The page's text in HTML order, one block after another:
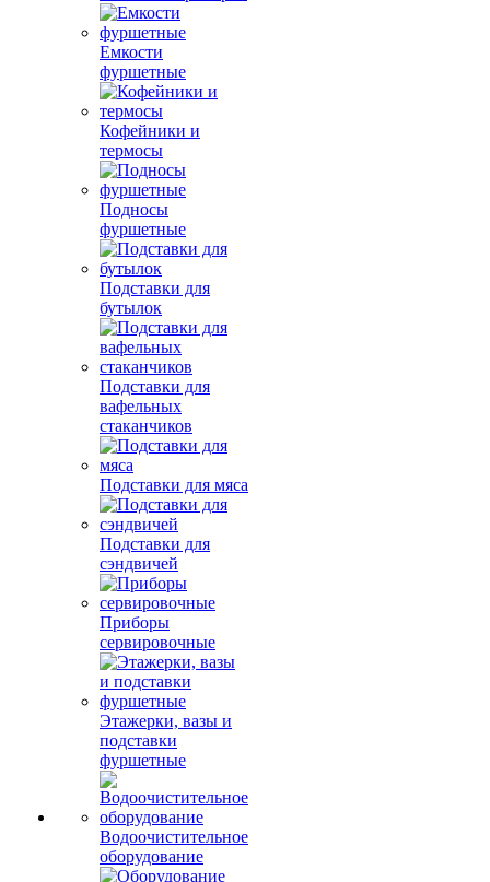
Емкости
фуршетные
Кофейники и
термосы
Подносы
фуршетные
Подставки для
бутылок
Подставки для
вафельных
стаканчиков
Подставки для мяса
Подставки для
сэндвичей
Приборы
сервировочные
Этажерки, вазы и
подставки
фуршетные
Водоочистительное
оборудование